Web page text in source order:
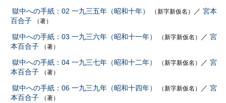
獄中への手紙：02 一九三五年（昭和十年） （新字新仮名） ／ 宮本
百合子
（著）
獄中への手紙：03 一九三六年（昭和十一年） （新字新仮名） ／ 宮
本百合子
（著）
獄中への手紙：04 一九三七年（昭和十二年） （新字新仮名） ／ 宮
本百合子
（著）
獄中への手紙：06 一九三九年（昭和十四年） （新字新仮名） ／ 宮
本百合子
（著）